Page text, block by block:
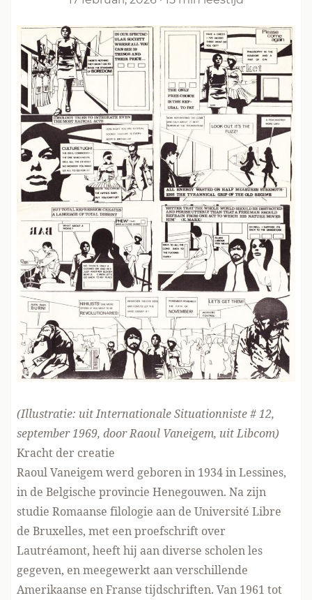
(Illustratie: uit Internationale Situationniste # 12,
september 1969, door Raoul Vaneigem, uit Libcom)
Kracht der creatie
Raoul Vaneigem werd geboren in 1934 in Lessines,
in de Belgische provincie Henegouwen. Na zijn
studie Romaanse filologie aan de Université Libre
de Bruxelles, met een proefschrift over
Lautréamont, heeft hij aan diverse scholen les
gegeven, en meegewerkt aan verschillende
Amerikaanse en Franse tijdschriften. Van 1961 tot